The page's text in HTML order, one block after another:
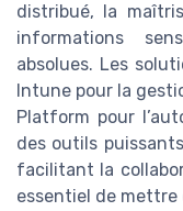
distribué, la
informations
absolues. Les
Intune pour la
Platform pour
des outils
facilitant la
essentiel de mettre